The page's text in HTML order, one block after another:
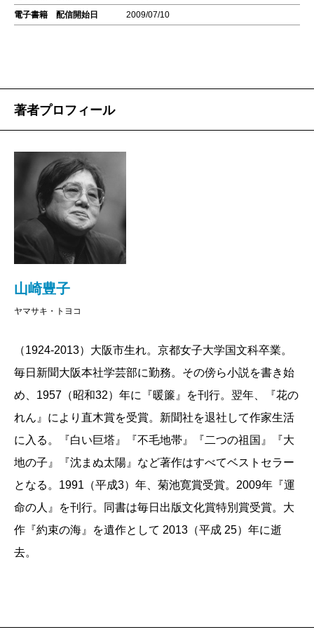
電子書籍 配信開始日 2009/07/10
著者プロフィール
山崎豊子
ヤマサキ・トヨコ
（1924-2013）大阪市生れ。京都女子大学国文科卒業。
毎日新聞大阪本社学芸部に勤務。その傍ら小説を書き始
め、1957（昭和32）年に『暖簾』を刊行。翌年、『花の
れん』により直木賞を受賞。新聞社を退社して作家生活
に入る。『白い巨塔』『不毛地帯』『二つの祖国』『大
地の子』『沈まぬ太陽』など著作はすべてベストセラー
となる。1991（平成3）年、菊池寛賞受賞。2009年『運
命の人』を刊行。同書は毎日出版文化賞特別賞受賞。大
作『約束の海』を遺作として 2013（平成 25）年に逝
去。